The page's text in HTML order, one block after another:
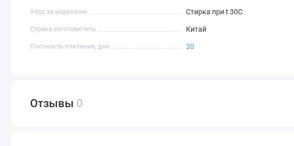
Уход за изделием Стирка при t 30С
Страна изготовитель Китай
Плотность плетения, ден 20
Отзывы 0